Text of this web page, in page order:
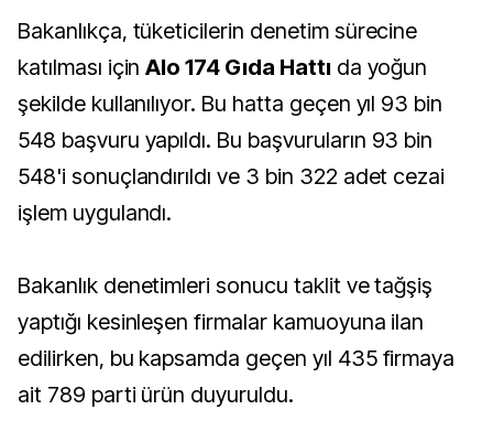
Bakanlıkça, tüketicilerin denetim sürecine
katılması içinAlo 174 Gıda Hattı da yoğun
şekilde kullanılıyor. Bu hatta geçen yıl 93 bin
548 başvuru yapıldı. Bu başvuruların 93 bin
548'i sonuçlandırıldı ve 3 bin 322 adet cezai
işlem uygulandı.
Bakanlık denetimleri sonucu taklit ve tağşiş
yaptığı kesinleşen firmalar kamuoyuna ilan
edilirken, bu kapsamda geçen yıl 435 firmaya
ait 789 parti ürün duyuruldu.